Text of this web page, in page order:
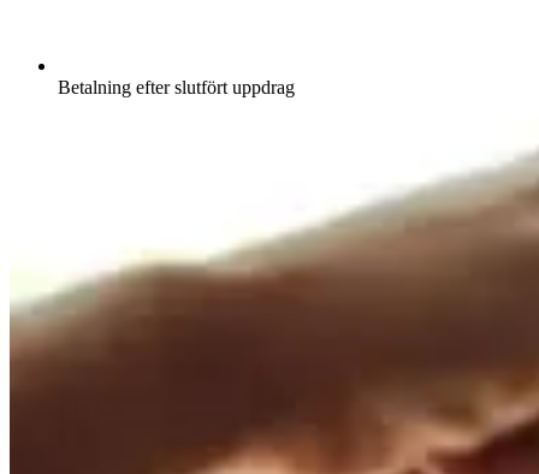
Betalning efter slutfört uppdrag